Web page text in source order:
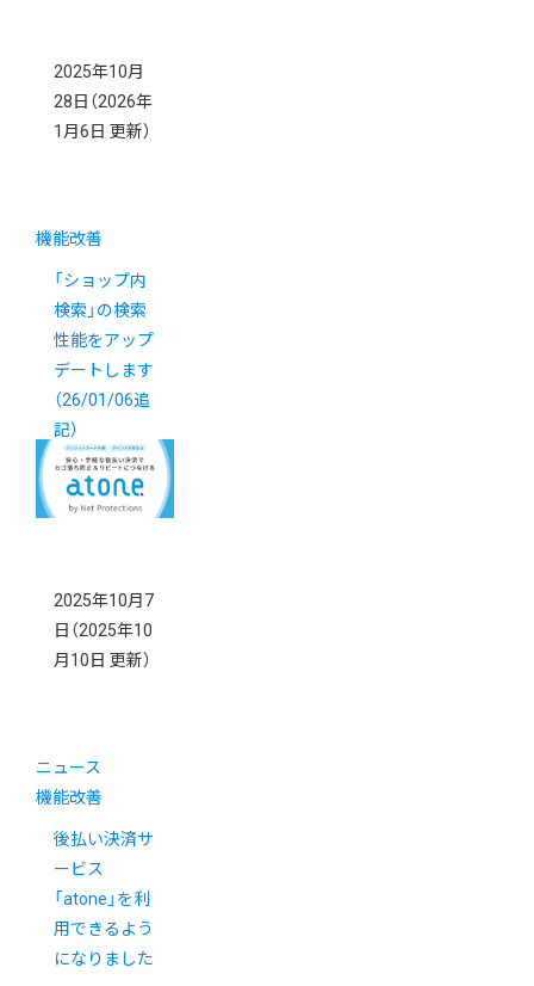
2025年10月
28日 （2026年
1月6日 更新）
機能改善
「ショップ内
検索」の検索
性能をアップ
デートします
（26/01/06追
記）
2025年10月7
日 （2025年10
月10日 更新）
ニュース
機能改善
後払い決済サ
ービス
「atone」を利
用できるよう
になりました